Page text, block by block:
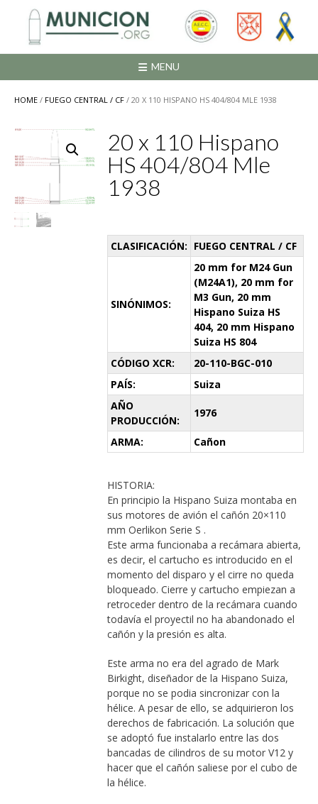
contenido
MENU
HOME / FUEGO CENTRAL / CF / 20 X 110 HISPANO HS 404/804 MLE 1938
20 x 110 Hispano
HS 404/804 Mle
1938
CLASIFICACIÓN: FUEGO CENTRAL / CF
SINÓNIMOS:
20 mm for M24 Gun
(M24A1), 20 mm for
M3 Gun, 20 mm
Hispano Suiza HS
404, 20 mm Hispano
Suiza HS 804
CÓDIGO XCR:
20-110-BGC-010
PAÍS:
Suiza
AÑO
PRODUCCIÓN:
1976
ARMA: Cañon
HISTORIA:
En principio la Hispano Suiza montaba en
sus motores de avión el cañón 20×110
mm Oerlikon Serie S .
Este arma funcionaba a recámara abierta,
es decir, el cartucho es introducido en el
momento del disparo y el cirre no queda
bloqueado. Cierre y cartucho empiezan a
retroceder dentro de la recámara cuando
todavía el proyectil no ha abandonado el
cañón y la presión es alta.
Este arma no era del agrado de Mark
Birkight, diseñador de la Hispano Suiza,
porque no se podia sincronizar con la
hélice. A pesar de ello, se adquirieron los
derechos de fabricación. La solución que
se adoptó fue instalarlo entre las dos
bancadas de cilindros de su motor V12 y
hacer que el cañón saliese por el cubo de
la hélice.